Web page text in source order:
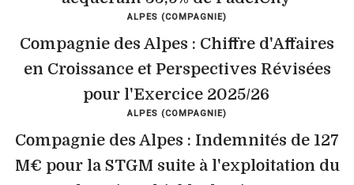
ALPES (COMPAGNIE)
Compagnie des Alpes : Chiffre d'Affaires
en Croissance et Perspectives Révisées
pour l'Exercice 2025/26
ALPES (COMPAGNIE)
Compagnie des Alpes : Indemnités de 127
M€ pour la STGM suite à l'exploitation du